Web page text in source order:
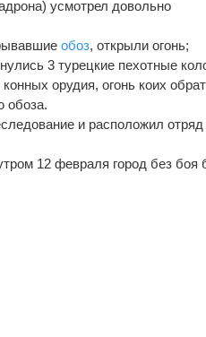
усмотрел довольно
обоз, открыли огонь;
3 турецкие пехотные
орудия, огонь коих
обоза.
и расположил отряд
12 февраля город без боя